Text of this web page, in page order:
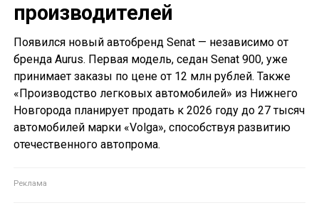
производителей
Появился новый автобренд Senat — независимо от
бренда Aurus. Первая модель, седан Senat 900, уже
принимает заказы по цене от 12 млн рублей. Также
«Производство легковых автомобилей» из Нижнего
Новгорода планирует продать к 2026 году до 27 тысяч
автомобилей марки «Volga», способствуя развитию
отечественного автопрома.